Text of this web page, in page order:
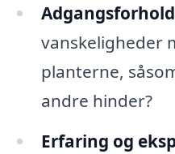
vanskeligheder
planterne,
andre hinder?
Erfaring og